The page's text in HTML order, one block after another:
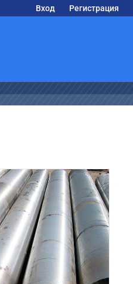
Вход Регистрация